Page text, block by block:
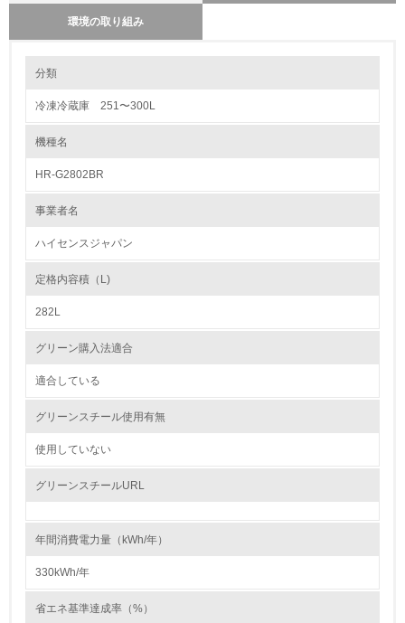
環境の取り組み
1.環境取り組み体制
かしている
分類
冷凍冷蔵庫 251〜300L
機種名
HR-G2802BR
事業者名
ハイセンスジャパン
定格内容積（L)
282L
グリーン購入法適合
適合している
グリーンスチール使用有無
使用していない
グリーンスチールURL
年間消費電力量（kWh/年）
330kWh/年
省エネ基準達成率（%）